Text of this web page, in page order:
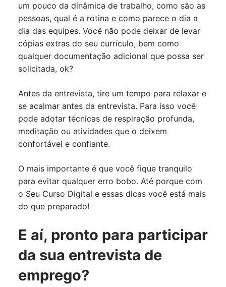
um pouco da dinâmica de trabalho, como são as
pessoas, qual é a rotina e como parece o dia a
dia das equipes. Você não pode deixar de levar
cópias extras do seu currículo, bem como
qualquer documentação adicional que possa ser
solicitada, ok?
Antes da entrevista, tire um tempo para relaxar e
se acalmar antes da entrevista. Para isso você
pode adotar técnicas de respiração profunda,
meditação ou atividades que o deixem
confortável e confiante.
O mais importante é que você fique tranquilo
para evitar qualquer erro bobo. Até porque com
o Seu Curso Digital e essas dicas você está mais
do que preparado!
E aí, pronto para participar
da sua entrevista de
emprego?